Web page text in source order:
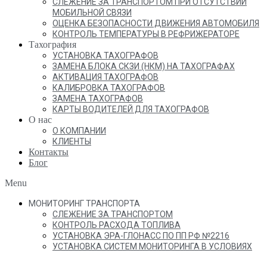
МОБИЛЬНОЙ СВЯЗИ
ОЦЕНКА БЕЗОПАСНОСТИ ДВИЖЕНИЯ АВТОМОБИЛЯ
КОНТРОЛЬ ТЕМПЕРАТУРЫ В РЕФРИЖЕРАТОРЕ
Тахография
УСТАНОВКА ТАХОГРАФОВ
ЗАМЕНА БЛОКА СКЗИ (НКМ) НА ТАХОГРАФАХ
АКТИВАЦИЯ ТАХОГРАФОВ
КАЛИБРОВКА ТАХОГРАФОВ
ЗАМЕНА ТАХОГРАФОВ
КАРТЫ ВОДИТЕЛЕЙ ДЛЯ ТАХОГРАФОВ
О нас
О КОМПАНИИ
КЛИЕНТЫ
Контакты
Блог
Menu
МОНИТОРИНГ ТРАНСПОРТА
СЛЕЖЕНИЕ ЗА ТРАНСПОРТОМ
КОНТРОЛЬ РАСХОДА ТОПЛИВА
УСТАНОВКА ЭРА-ГЛОНАСС ПО ПП РФ №2216
УСТАНОВКА СИСТЕМ МОНИТОРИНГА В УСЛОВИЯХ